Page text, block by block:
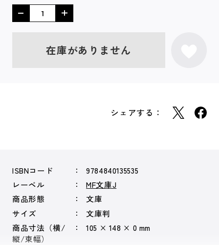
在庫がありません
シェアする：
ISBNコード
9784840135535
レーベル
MF文庫J
商品形態
文庫
サイズ
文庫判
商品寸法（横/
縦/束幅）
105 × 148 × 0 mm